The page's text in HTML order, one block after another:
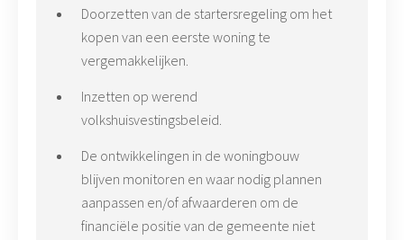
Doorzetten van de startersregeling om het
kopen van een eerste woning te
vergemakkelijken.
Inzetten op werend
volkshuisvestingsbeleid.
De ontwikkelingen in de woningbouw
blijven monitoren en waar nodig plannen
aanpassen en/of afwaarderen om de
financiële positie van de gemeente niet